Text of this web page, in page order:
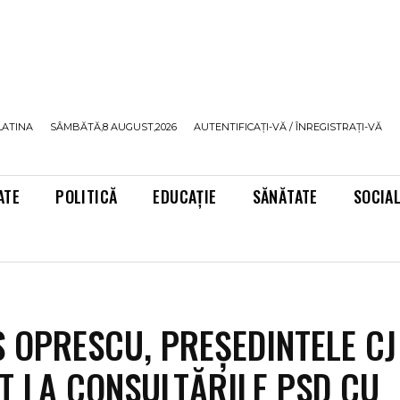
SÂMBĂTĂ,8 AUGUST,2026 AUTENTIFICAȚI-VĂ / ÎNREGISTRAȚI-VĂ
POLITICĂ EDUCAȚIE SĂNĂTATE
PREȘEDINTELE
LA CONSULTĂRILE PSD CU